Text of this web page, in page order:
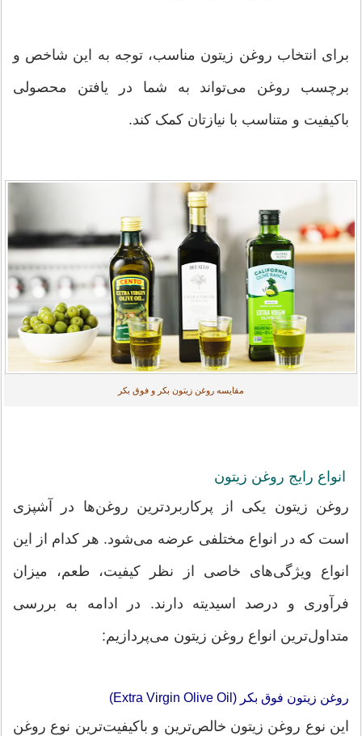
برای انتخاب روغن زیتون مناسب، توجه به این شاخص و
برچسب روغن می‌تواند به شما در یافتن محصولی
باکیفیت و متناسب با نیازتان کمک کند.
مقایسه روغن زیتون بکر و فوق بکر
انواع رایج روغن زیتون
روغن زیتون یکی از پرکاربردترین روغن‌ها در آشپزی
است که در انواع مختلفی عرضه می‌شود. هر کدام از این
انواع ویژگی‌های خاصی از نظر کیفیت، طعم، میزان
فرآوری و درصد اسیدیته دارند. در ادامه به بررسی
متداول‌ترین انواع روغن زیتون می‌پردازیم:
روغن زیتون فوق بکر (Extra Virgin Olive Oil)
این نوع روغن زیتون خالص‌ترین و باکیفیت‌ترین نوع روغن